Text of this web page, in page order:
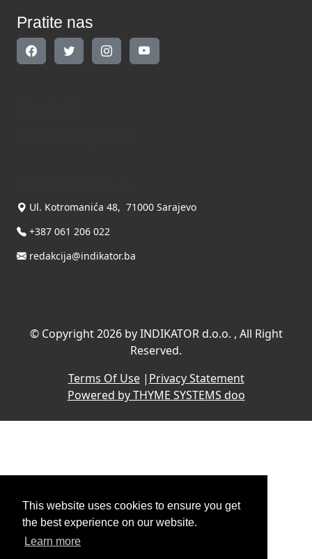
This website uses cookies to ensure you get
the best experience on our website.
Learn more
Pratite nas
Ul. Kotromanića 48, 71000 Sarajevo
+387 061 206 022
redakcija@indikator.ba
© Copyright 2026 by INDIKATOR d.o.o. , All Right
Reserved.
Terms Of Use| Privacy Statement
Powered by THYME SYSTEMS doo